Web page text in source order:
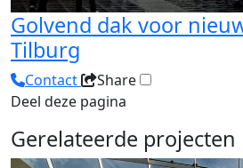
Golvend dak voor
Tilburg
Contact
Share
Deel deze pagina
Gerelateerde projecten